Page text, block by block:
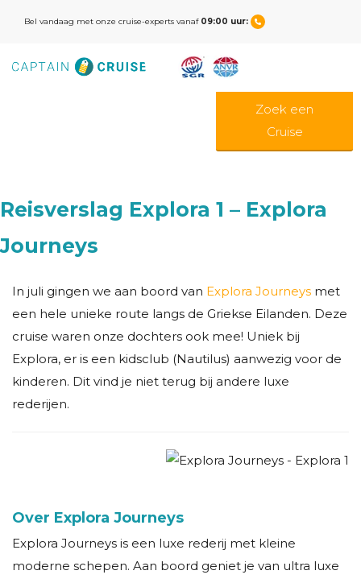
Bel vandaag met onze cruise-experts vanaf 09:00 uur:
Zoek een
Cruise
Reisverslag Explora 1 – Explora
Journeys
In juli gingen we aan boord van Explora Journeys met
een hele unieke route langs de Griekse Eilanden. Deze
cruise waren onze dochters ook mee! Uniek bij
Explora, er is een kidsclub (Nautilus) aanwezig voor de
kinderen. Dit vind je niet terug bij andere luxe
rederijen.
Over Explora Journeys
Explora Journeys is een luxe rederij met kleine
moderne schepen. Aan boord geniet je van ultra luxe